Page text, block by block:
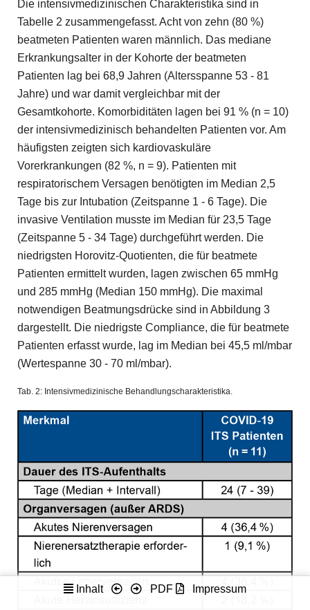
Die intensivmedizinischen Charakteristika sind in
Tabelle 2 zusammengefasst. Acht von zehn (80 %)
beatmeten Patienten waren männlich. Das mediane
Erkrankungsalter in der Kohorte der beatmeten
Patienten lag bei 68,9 Jahren (Altersspanne 53 - 81
Jahre) und war damit vergleichbar mit der
Gesamtkohorte. Komorbiditäten lagen bei 91 % (n = 10)
der intensivmedizinisch behandelten Patienten vor. Am
häufigsten zeigten sich kardiovaskuläre
Vorerkrankungen (82 %, n = 9). Patienten mit
respiratorischem Versagen benötigten im Median 2,5
Tage bis zur Intubation (Zeitspanne 1 - 6 Tage). Die
invasive Ventilation musste im Median für 23,5 Tage
(Zeitspanne 5 - 34 Tage) durchgeführt werden. Die
niedrigsten Horovitz-Quotienten, die für beatmete
Patienten ermittelt wurden, lagen zwischen 65 mmHg
und 285 mmHg (Median 150 mmHg). Die maximal
notwendigen Beatmungsdrücke sind in Abbildung 3
dargestellt. Die niedrigste Compliance, die für beatmete
Patienten erfasst wurde, lag im Median bei 45,5 ml/mbar
(Wertespanne 30 - 70 ml/mbar).
Tab. 2: Intensivmedizinische Behandlungscharakteristika.
Inhalt PDF Impressum